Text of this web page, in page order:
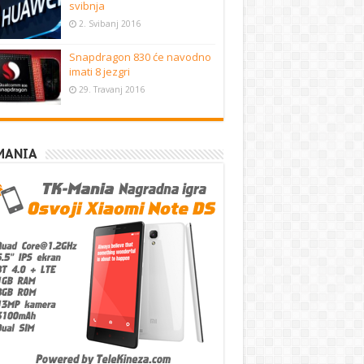
svibnja
2. Svibanj 2016
Snapdragon 830 će navodno
imati 8 jezgri
29. Travanj 2016